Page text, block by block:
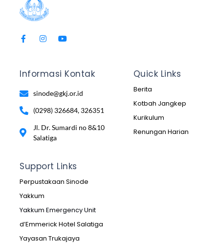
Informasi Kontak
sinode@gkj.or.id
(0298) 326684, 326351
Jl. Dr. Sumardi no 8&10
Salatiga
Quick Links
Berita
Kotbah Jangkep
Kurikulum
Renungan Harian
Support Links
Perpustakaan Sinode
Yakkum
Yakkum Emergency Unit
d’Emmerick Hotel Salatiga
Yayasan Trukajaya